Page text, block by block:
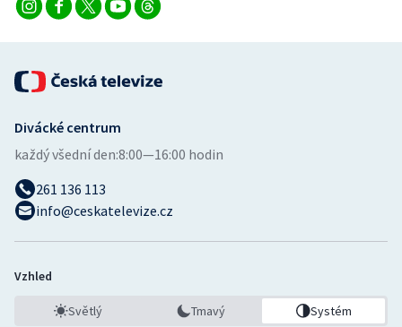
Divácké centrum
každý všední den:8:00—16:00 hodin
261 136 113
info@ceskatelevize.cz
Vzhled
Světlý Tmavý Systém